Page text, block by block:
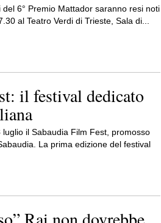
6° Premio Mattador saranno resi noti
al Teatro Verdi di Trieste, Sala di...
il festival dedicato
il Sabaudia Film Fest, promosso
La prima edizione del festival